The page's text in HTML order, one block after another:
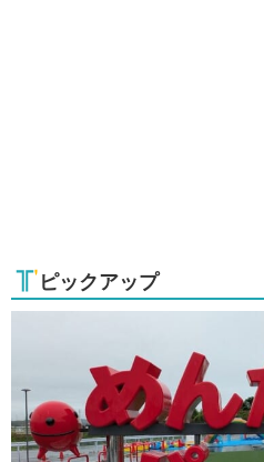
ピックアップ